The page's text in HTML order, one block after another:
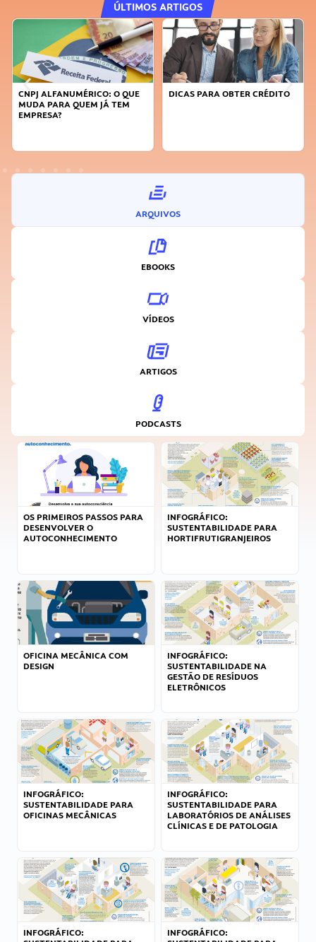
ÚLTIMOS ARTIGOS
CNPJ ALFANUMÉRICO: O QUE
MUDA PARA QUEM JÁ TEM
EMPRESA?
DICAS PARA OBTER CRÉDITO
ARQUIVOS
EBOOKS
VÍDEOS
ARTIGOS
PODCASTS
OS PRIMEIROS PASSOS PARA
DESENVOLVER O
AUTOCONHECIMENTO
INFOGRÁFICO:
SUSTENTABILIDADE PARA
HORTIFRUTIGRANJEIROS
OFICINA MECÂNICA COM
DESIGN
INFOGRÁFICO:
SUSTENTABILIDADE NA
GESTÃO DE RESÍDUOS
ELETRÔNICOS
INFOGRÁFICO:
SUSTENTABILIDADE PARA
OFICINAS MECÂNICAS
INFOGRÁFICO:
SUSTENTABILIDADE PARA
LABORATÓRIOS DE ANÁLISES
CLÍNICAS E DE PATOLOGIA
INFOGRÁFICO:
INFOGRÁFICO: